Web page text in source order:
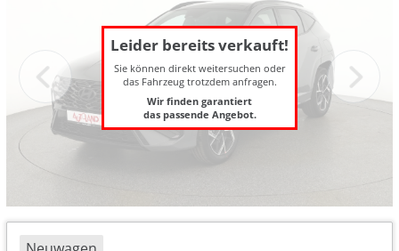
Leider bereits verkauft!
Sie können direkt weitersuchen oder
das Fahrzeug trotzdem anfragen.
Wir finden garantiert
das passende Angebot.